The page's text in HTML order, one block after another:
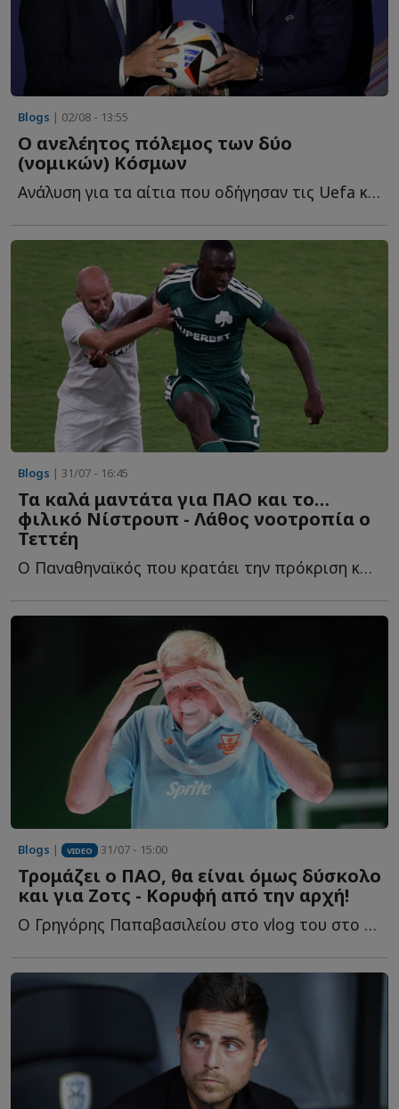
Blogs | 02/08 - 13:55
Ο ανελέητος πόλεμος των δύο
(νομικών) Κόσμων
Ανάλυση για τα αίτια που οδήγησαν τις Uefa και Fifa σε κονταροχτυπήματα, β...
Blogs | 31/07 - 16:45
Τα καλά μαντάτα για ΠΑΟ και το…
φιλικό Νίστρουπ - Λάθος νοοτροπία ο
Τεττέη
Ο Παναθηναϊκός που κρατάει την πρόκριση και όσα θετικά έ...
Blogs | VIDEO 31/07 - 15:00
Τρομάζει ο ΠΑΟ, θα είναι όμως δύσκολο
και για Ζοτς - Κορυφή από την αρχή!
Ο Γρηγόρης Παπαβασιλείου στο vlog του στο Sportdog.gr σχολιάζει τ...